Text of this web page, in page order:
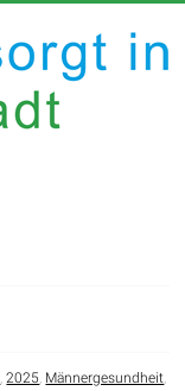
,2025, Männergesundheit,